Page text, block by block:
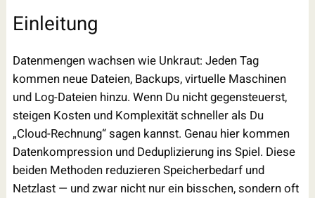
Einleitung
Datenmengen wachsen wie Unkraut: Jeden Tag
kommen neue Dateien, Backups, virtuelle Maschinen
und Log-Dateien hinzu. Wenn Du nicht gegensteuerst,
steigen Kosten und Komplexität schneller als Du
„Cloud-Rechnung“ sagen kannst. Genau hier kommen
Datenkompression und Deduplizierung ins Spiel. Diese
beiden Methoden reduzieren Speicherbedarf und
Netzlast — und zwar nicht nur ein bisschen, sondern oft